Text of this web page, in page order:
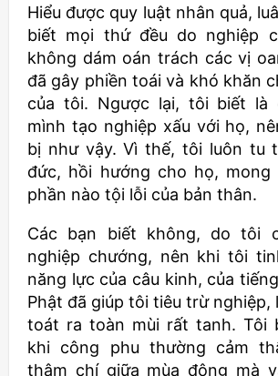
Hiểu được quy luật nhân quả,
biết mọi thứ đều do nghiệp
không dám oán trách các vị
đã gây phiền toái và khó khăn
của tôi. Ngược lại, tôi biết là
mình tạo nghiệp xấu với họ,
bị như vậy. Vì thế, tôi luôn tu
đức, hồi hướng cho họ, mong
phần nào tội lỗi của bản thân.
Các bạn biết không, do tôi
nghiệp chướng, nên khi tôi
năng lực của câu kinh, của
Phật đã giúp tôi tiêu trừ nghiệp,
toát ra toàn mùi rất tanh. Tôi
khi công phu thường cảm
thậm chí giữa mùa đông mà